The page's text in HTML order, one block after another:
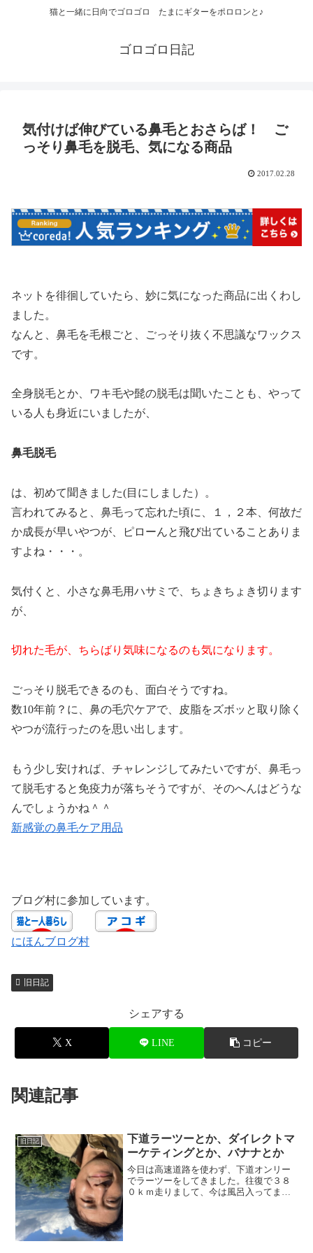
猫と一緒に日向でゴロゴロ たまにギターをポロロンと♪
ゴロゴロ日記
気付けば伸びている鼻毛とおさらば！ ご
っそり鼻毛を脱毛、気になる商品
2017.02.28
ネットを徘徊していたら、妙に気になった商品に出くわし
ました。
なんと、鼻毛を毛根ごと、ごっそり抜く不思議なワックス
です。
全身脱毛とか、ワキ毛や髭の脱毛は聞いたことも、やって
いる人も身近にいましたが、
鼻毛脱毛
は、初めて聞きました(目にしました）。
言われてみると、鼻毛って忘れた頃に、１，２本、何故だ
か成長が早いやつが、ピローんと飛び出ていることありま
すよね・・・。
気付くと、小さな鼻毛用ハサミで、ちょきちょき切ります
が、
切れた毛が、ちらばり気味になるのも気になります。
ごっそり脱毛できるのも、面白そうですね。
数10年前？に、鼻の毛穴ケアで、皮脂をズボッと取り除く
やつが流行ったのを思い出します。
もう少し安ければ、チャレンジしてみたいですが、鼻毛っ
て脱毛すると免疫力が落ちそうですが、そのへんはどうな
んでしょうかね＾＾
新感覚の鼻毛ケア用品
ブログ村に参加しています。
にほんブログ村
旧日記
シェアする
X LINE コピー
関連記事
旧日記
下道ラーツーとか、ダイレクトマ
ーケティングとか、バナナとか
今日は高速道路を使わず、下道オンリー
でラーツーをしてきました。往復で３８
０ｋｍ走りまして、今は風呂入ってまっ